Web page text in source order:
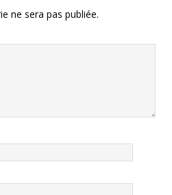
ne sera pas publiée.